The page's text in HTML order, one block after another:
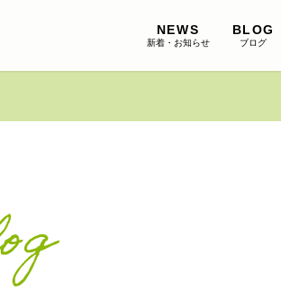
NEWS
新着・お知らせ
BLOG
ブログ